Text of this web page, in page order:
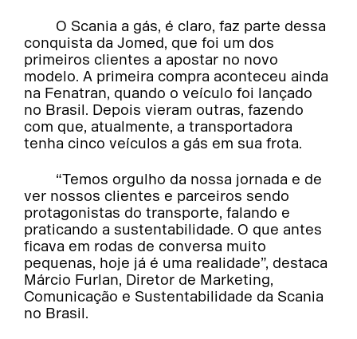
O Scania a gás, é claro, faz parte dessa
conquista da Jomed, que foi um dos
primeiros clientes a apostar no novo
modelo. A primeira compra aconteceu ainda
na Fenatran, quando o veículo foi lançado
no Brasil. Depois vieram outras, fazendo
com que, atualmente, a transportadora
tenha cinco veículos a gás em sua frota.
“Temos orgulho da nossa jornada e de
ver nossos clientes e parceiros sendo
protagonistas do transporte, falando e
praticando a sustentabilidade. O que antes
ficava em rodas de conversa muito
pequenas, hoje já é uma realidade”, destaca
Márcio Furlan, Diretor de Marketing,
Comunicação e Sustentabilidade da Scania
no Brasil.